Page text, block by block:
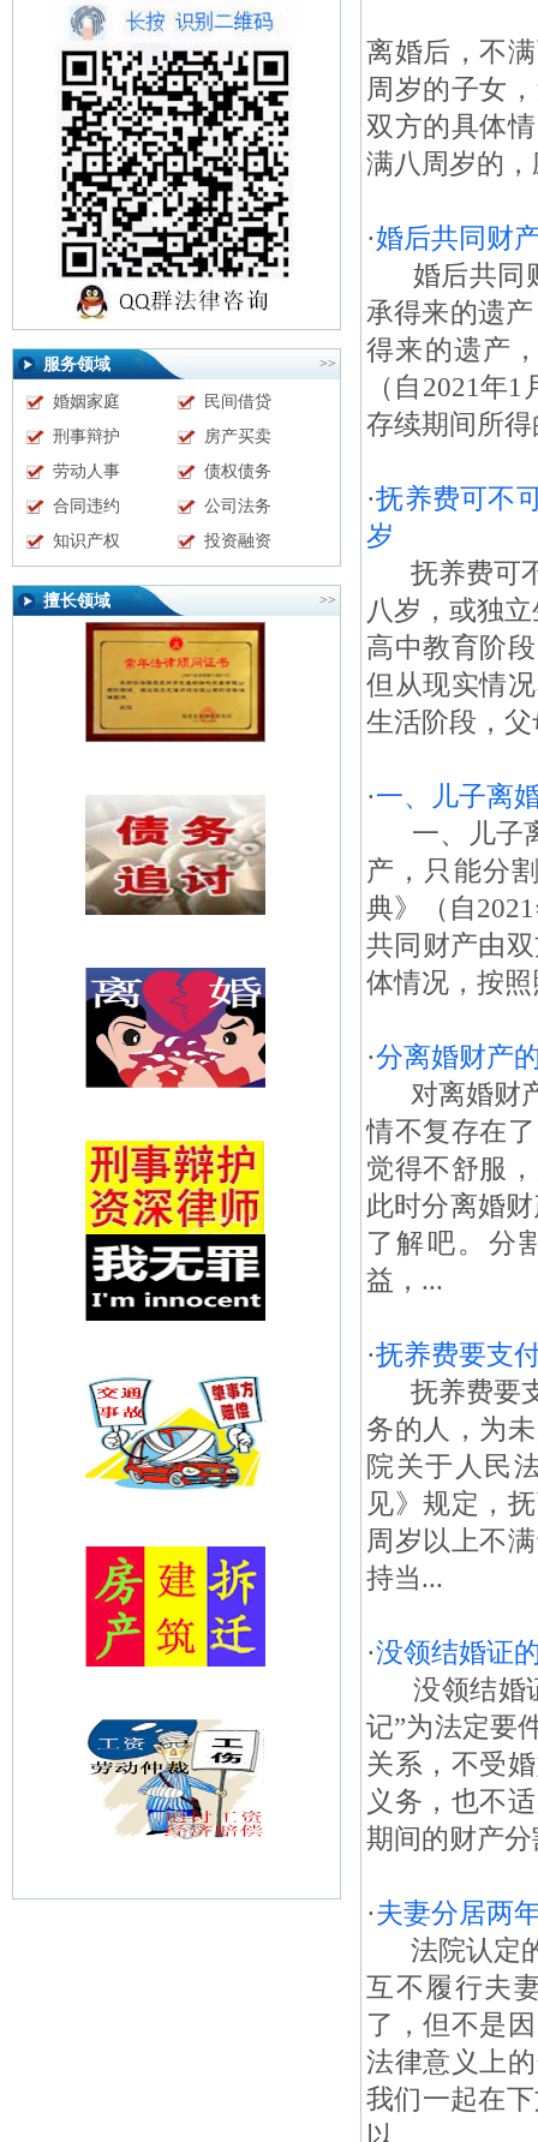
服务领域 >>
婚姻家庭
民间借贷
刑事辩护
房产买卖
劳动人事
债权债务
合同违约
公司法务
知识产权
投资融资
擅长领域 >>
离婚后，不
周岁的子女
双方的具体
满八周岁的
·婚后共同财
婚后共同财
承得来的遗
得来的遗产
（自2021年
存续期间所
·抚养费可不
岁
抚养费可不
八岁，或独
高中教育阶
但从现实情
生活阶段，
·一、儿子离
一、儿子离
产，只能分
典》（自
共同财产由
体情况，按
·分离婚财产
对离婚财产
情不复存在
觉得不舒服
此时分离婚
了解吧。分
益，...
·抚养费要支
抚养费要支
务的人，为
院关于人民
见》规定，
周岁以上不
持当...
·没领结婚证
没领结婚证
记”为法定要
关系，不受
义务，也不
期间的财产
·夫妻分居两
法院认定的
互不履行夫
了，但不是
法律意义上
我们一起在